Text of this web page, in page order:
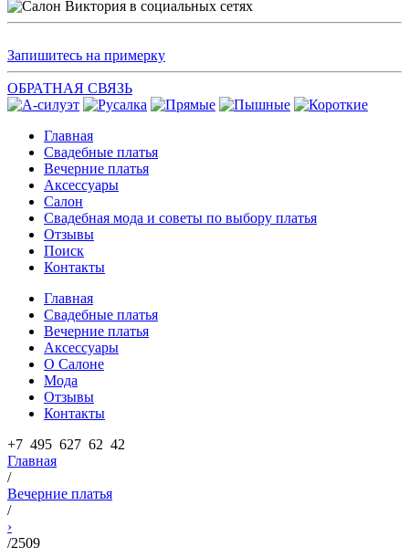
Запишитесь на примерку
ОБРАТНАЯ СВЯЗЬ
Главная
Свадебные платья
Вечерние платья
Аксессуары
Салон
Свадебная мода и советы по выбору платья
Отзывы
Поиск
Контакты
Главная
Свадебные платья
Вечерние платья
Аксессуары
О Салоне
Мода
Отзывы
Контакты
+7 495 627 62 42
Главная
/
Вечерние платья
/
›
/2509